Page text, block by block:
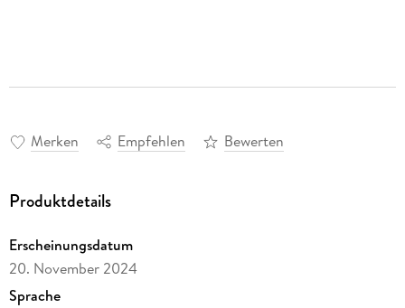
Merken Empfehlen Bewerten
Produktdetails
Erscheinungsdatum
20. November 2024
Sprache